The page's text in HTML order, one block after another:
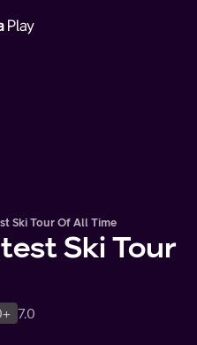
Ski Tour Of All Time
Ski Tour
7.0